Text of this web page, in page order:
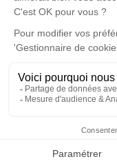
Faire-part
Un service de
disponible ici.
Cérémonie
Cimetière de
36230